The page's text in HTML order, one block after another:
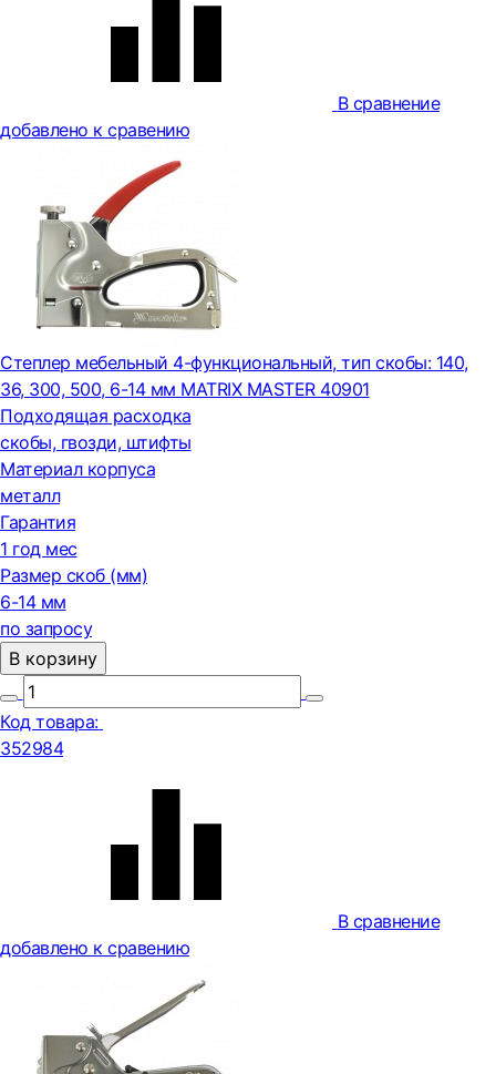
В сравнение
добавлено к сравению
Степлер мебельный 4-функциональный, тип скобы: 140,
36, 300, 500, 6-14 мм MATRIX MASTER 40901
Подходящая расходка
скобы, гвозди, штифты
Материал корпуса
металл
Гарантия
1 год мес
Размер скоб (мм)
6-14 мм
по запросу
В корзину
Код товара:
352984
В сравнение
добавлено к сравению